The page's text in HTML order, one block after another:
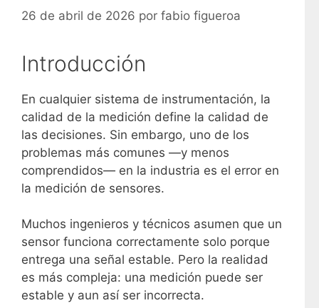
26 de abril de 2026 por fabio figueroa
Introducción
En cualquier sistema de instrumentación, la
calidad de la medición define la calidad de
las decisiones. Sin embargo, uno de los
problemas más comunes —y menos
comprendidos— en la industria es el error en
la medición de sensores.
Muchos ingenieros y técnicos asumen que un
sensor funciona correctamente solo porque
entrega una señal estable. Pero la realidad
es más compleja: una medición puede ser
estable y aun así ser incorrecta.